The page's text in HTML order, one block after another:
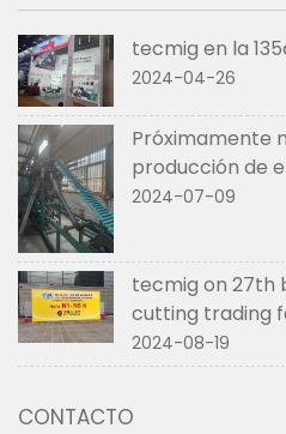
tecmig en la
2024-04-26
Próximamente
producción de
de tecmig
2024-07-09
tecmig on 27th
cutting trading
2024-08-19
CONTACTO